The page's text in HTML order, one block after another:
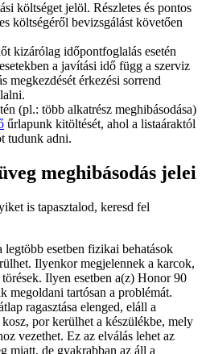
költséget jelöl. Részletes és pontos
költségéről bevizsgálást követően
kizárólag időpontfoglalás esetén
a javítási idő függ a szerviz
megkezdését érkezési sorrend
(pl.: több alkatrész meghibásodása)
űrlapunk kitöltését, ahol a listaáraktól
tudunk adni.
meghibásodás jelei
is tapasztalod, keresd fel
esetben fizikai behatások
Ilyenkor megjelennek a karcok,
Ilyen esetben a(z) Honor 90
megoldani tartósan a problémát.
ragasztása elenged, eláll a
por kerülhet a készülékbe, mely
vezethet. Ez az elválás lehet az
miatt, de gyakrabban az áll a